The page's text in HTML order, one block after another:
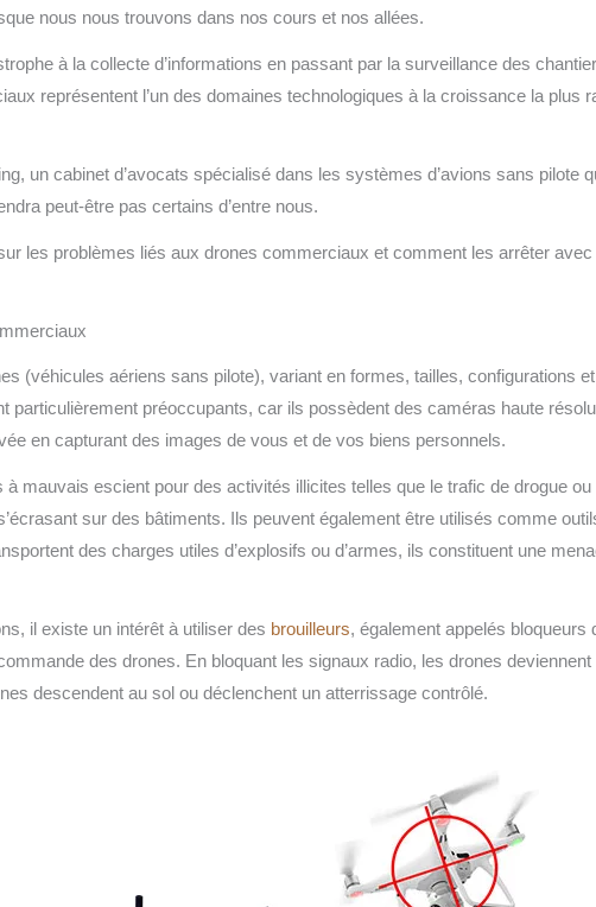
nous nous trouvons dans nos cours et nos allées.
à la collecte d’informations en passant par la surveillance des
représentent l’un des domaines technologiques à la croissance la plus
un cabinet d’avocats spécialisé dans les systèmes d’avions sans pilote
peut-être pas certains d’entre nous.
les problèmes liés aux drones commerciaux et comment les arrêter avec
(véhicules aériens sans pilote), variant en formes, tailles, configurations
particulièrement préoccupants, car ils possèdent des caméras haute
en capturant des images de vous et de vos biens personnels.
mauvais escient pour des activités illicites telles que le trafic de drogue
sur des bâtiments. Ils peuvent également être utilisés comme
des charges utiles d’explosifs ou d’armes, ils constituent une
il existe un intérêt à utiliser des brouilleurs, également appelés bloqueurs
des drones. En bloquant les signaux radio, les drones
descendent au sol ou déclenchent un atterrissage contrôlé.